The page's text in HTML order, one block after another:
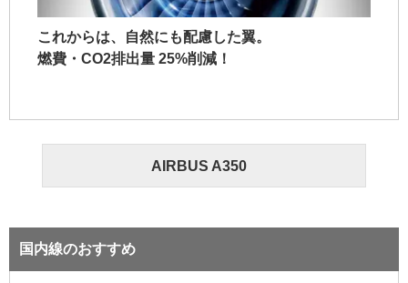
これからは、自然にも配慮した翼。
燃費・CO2排出量 25%削減！
AIRBUS A350
国内線のおすすめ